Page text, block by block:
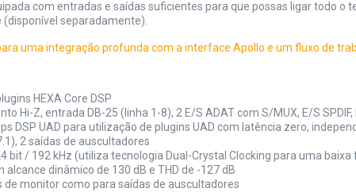
com entradas e saídas suficientes para que possas ligar todo
separadamente).
uma integração profunda com a interface Apollo e um fluxo de
HEXA Core DSP
Hi-Z, entrada DB-25 (linha 1-8), 2 E/S ADAT com S/MUX, E/S SPDIF,
DSP UAD para utilização de plugins UAD com latência zero,
2 saídas de auscultadores
bit / 192 kHz (utiliza tecnologia Dual-Crystal Clocking para uma
dinâmico de 130 dB e THD de -127 dB
monitor como para saídas de auscultadores